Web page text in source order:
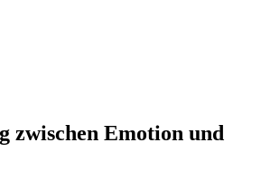
zwischen Emotion und